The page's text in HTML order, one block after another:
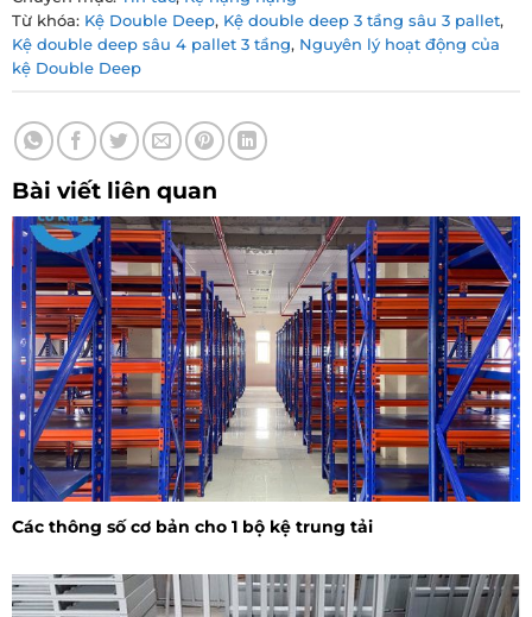
Từ khóa: Kệ Double Deep, Kệ double deep 3 tầng sâu 3 pallet,
Kệ double deep sâu 4 pallet 3 tầng, Nguyên lý hoạt động của
kệ Double Deep
Bài viết liên quan
Các thông số cơ bản cho 1 bộ kệ trung tải